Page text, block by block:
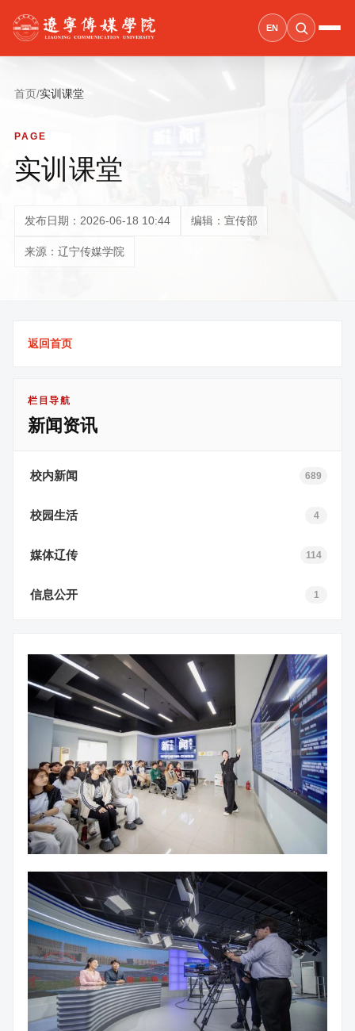
EN
首页/实训课堂
PAGE
实训课堂
发布日期：2026-06-18 10:44 编辑：宣传部
来源：辽宁传媒学院
返回首页
栏目导航
新闻资讯
校内新闻 689
校园生活 4
媒体辽传 114
信息公开 1